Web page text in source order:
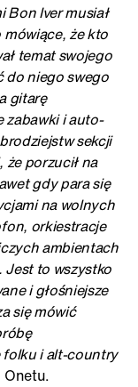
Bon Iver musiał
mówiące, że kto
temat swojego
do niego swego
gitarę
zabawki i auto-
sekcji
porzucił na
gdy para się
na wolnych
orkiestracje
ambientach
to wszystko
i głośniejsze
się mówić
i alt-country
Onetu.